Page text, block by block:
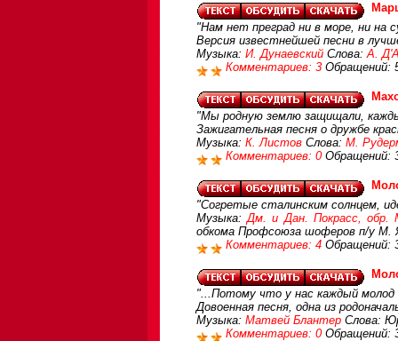
"Нам нет преград ни в море, ни на
Версия известнейшей песни в
Музыка: И. Дунаевский Слова:А.
Комментариев: 3 Обращений:
"Мы родную землю защищали,
Зажигательная песня о дружбе
Музыка: К. Листов Слова: М.
Комментариев: 0 Обращений:
"Согретые сталинским солнцем,
Музыка:Дм. и Дан. Покрасс, обр.
обкома Профсоюза шоферов п/у М.
Комментариев: 4 Обращений:
"...Потому что у нас каждый молод
Довоенная песня, одна из
Музыка: Матвей Блантер Слова:
Комментариев: 0 Обращений: